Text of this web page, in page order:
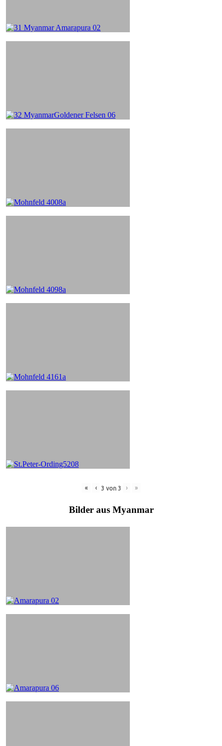
« ‹ 3 von 3 › »
Bilder aus Myanmar